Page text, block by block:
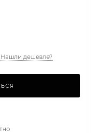
Нашли дешевле?